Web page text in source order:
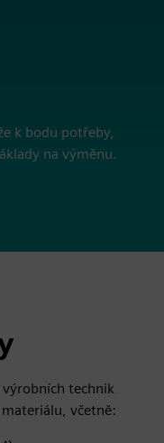
k bodu potřeby,
na výměnu.
výrobních technik
včetně: